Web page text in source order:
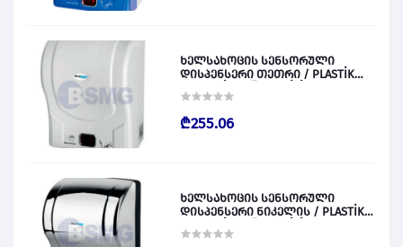
ხელსახოცის სენსორული
დისპენსერი თეთრი / PLASTİK
028829
₾255.06
ხელსახოცის სენსორული
დისპენსერი ნიკელის / PLASTİK
028830